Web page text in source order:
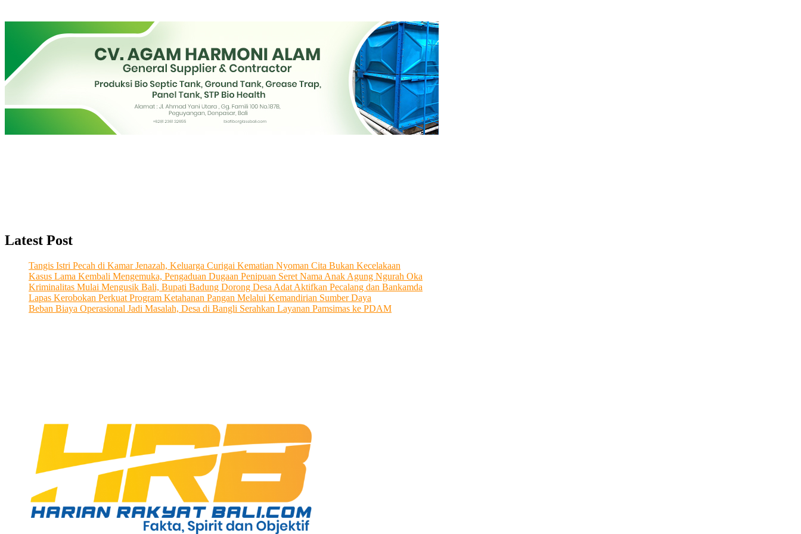
Latest Post
Tangis Istri Pecah di Kamar Jenazah, Keluarga Curigai Kematian Nyoman Cita Bukan Kecelakaan
Kasus Lama Kembali Mengemuka, Pengaduan Dugaan Penipuan Seret Nama Anak Agung Ngurah Oka
Kriminalitas Mulai Mengusik Bali, Bupati Badung Dorong Desa Adat Aktifkan Pecalang dan Bankamda
Lapas Kerobokan Perkuat Program Ketahanan Pangan Melalui Kemandirian Sumber Daya
Beban Biaya Operasional Jadi Masalah, Desa di Bangli Serahkan Layanan Pamsimas ke PDAM